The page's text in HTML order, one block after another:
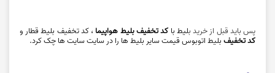
پس باید قبل از خرید بلیط با کد تخفیف بلیط هواپیما ، کد تخفیف بلیط قطار و
کد تخفیفبلیط اتوبوس قیمت سایر بلیط ها را در سایت سایت ها چک کرد.